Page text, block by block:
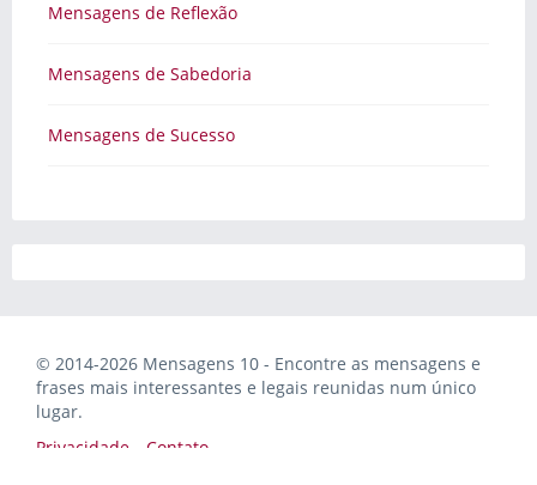
Mensagens de Reflexão
Mensagens de Sabedoria
Mensagens de Sucesso
© 2014-2026 Mensagens 10 - Encontre as mensagens e
frases mais interessantes e legais reunidas num único
lugar.
Privacidade
Contato